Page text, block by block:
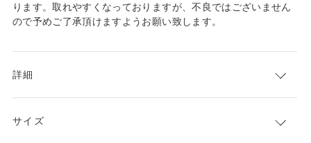
ります。取れやすくなっておりますが、不良ではございません
ので予めご了承頂けますようお願い致します。
詳細
サイズ